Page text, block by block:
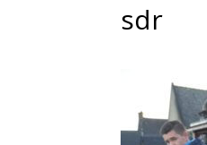
sdr